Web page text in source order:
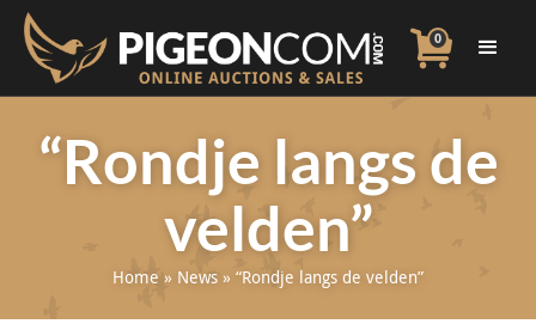
0
“Rondje langs de
velden”
Home » News » “Rondje langs de velden”